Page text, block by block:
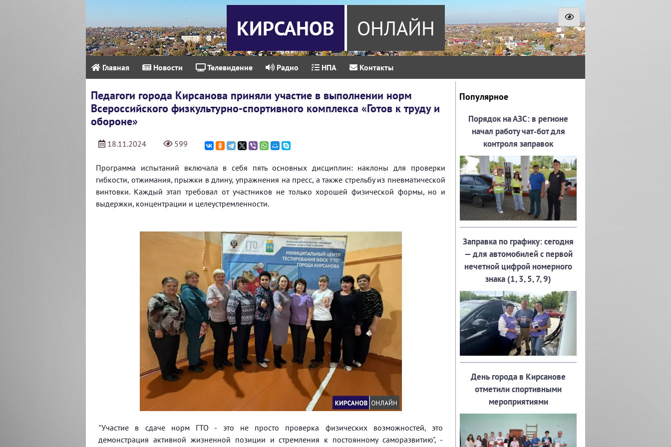
КИРСАНОВ ОНЛАЙН
Главная Новости Телевидение Радио НПА Контакты
Педагоги города Кирсанова приняли участие в выполнении норм
Всероссийского физкультурно-спортивного комплекса «Готов к труду и
обороне»
18.11.2024 599
Программа испытаний включала в себя пять основных дисциплин: наклоны для проверки
гибкости, отжимания, прыжки в длину, упражнения на пресс, а также стрельбу из пневматической
винтовки. Каждый этап требовал от участников не только хорошей физической формы, но и
выдержки, концентрации и целеустремленности.
"Участие в сдаче норм ГТО - это не просто проверка физических возможностей, это
демонстрация активной жизненной позиции и стремления к постоянному саморазвитию", -
Популярное
Порядок на АЗС: в регионе
начал работу чат‑бот для
контроля заправок
Заправка по графику: сегодня
— для автомобилей с первой
нечетной цифрой номерного
знака (1, 3, 5, 7, 9)
День города в Кирсанове
отметили спортивными
мероприятиями